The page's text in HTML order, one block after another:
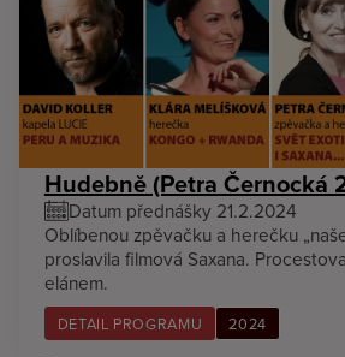
Hudebně (Petra Černocká
Datum přednášky 21.2.2024
Oblíbenou zpěvačku a herečku
proslavila filmová Saxana.
elánem.
DETAIL PROGRAMU 2024